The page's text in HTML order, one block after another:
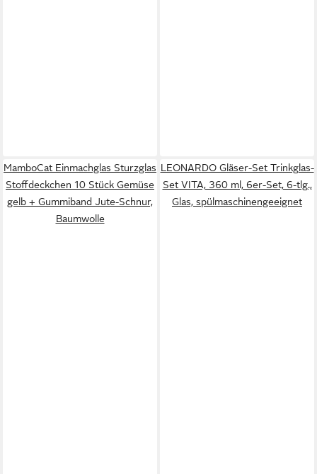
MamboCat Einmachglas Sturzglas
Stoffdeckchen 10 Stück Gemüse
gelb + Gummiband Jute-Schnur,
Baumwolle
LEONARDO Gläser-Set Trinkglas-
Set VITA, 360 ml, 6er-Set, 6-tlg.,
Glas, spülmaschinengeeignet